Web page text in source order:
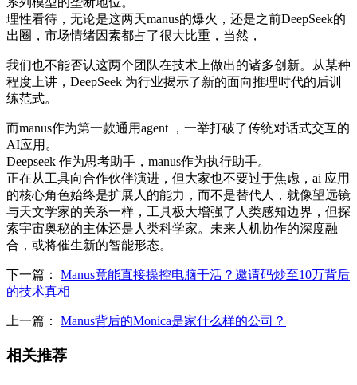
理性看待，无论是这两天manus的爆火，还是之前DeepSeek的
出圈，市场情绪因素都占了很大比重，当然，
我们也不能否认这两个团队在技术上做出的诸多创新。从某种
程度上讲，DeepSeek 为行业揭示了新的面向推理时代的后训
练范式。
而manus作为第一款通用agent ，一举打破了传统对话式交互的
AI应用。
Deepseek 作为思考助手，manus作为执行助手。
正在从工具向合作伙伴演进，但大家也不要过于焦虑，ai 应用
的核心角色始终是扩展人的能力，而不是替代人，就像望远镜
与天文学家的关系一样，工具极大增强了人类感知边界，但探
索宇宙奥秘的主体还是人类科学家。未来人机协作的深度融
合，或将催生新的智能形态。
下一篇： Manus竟能直接操控电脑干活？邀请码炒至10万背后
的技术真相
上一篇： Manus背后的Monica是家什么样的公司？
相关推荐